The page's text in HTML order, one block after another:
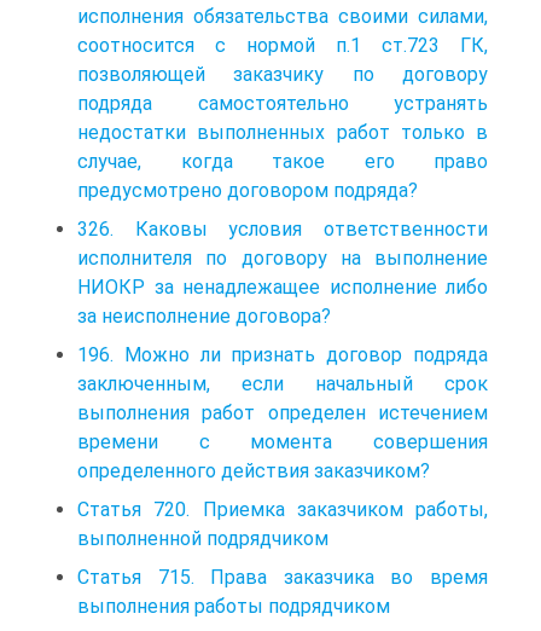
исполнения обязательства своими силами,
соотносится с нормой п.1 ст.723 ГК,
позволяющей заказчику по договору
подряда самостоятельно устранять
недостатки выполненных работ только в
случае, когда такое его право
предусмотрено договором подряда?
326. Каковы условия ответственности
исполнителя по договору на выполнение
НИОКР за ненадлежащее исполнение либо
за неисполнение договора?
196. Можно ли признать договор подряда
заключенным, если начальный срок
выполнения работ определен истечением
времени с момента совершения
определенного действия заказчиком?
Статья 720. Приемка заказчиком работы,
выполненной подрядчиком
Статья 715. Права заказчика во время
выполнения работы подрядчиком